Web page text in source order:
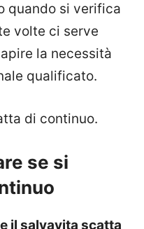
quando si verifica
volte ci serve
la necessità
qualificato.
di continuo.
se si
il salvavita scatta